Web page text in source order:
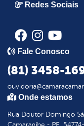
Redes Sociais
Fale Conosco
(81) 3458-
Onde estamos
Rua Doutor Domingo